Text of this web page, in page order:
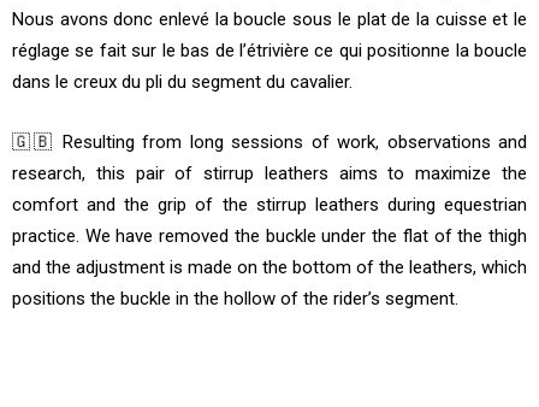
Nous avons donc enlevé la boucle sous le plat de la cuisse et le
réglage se fait sur le bas de l’étrivière ce qui positionne la boucle
dans le creux du pli du segment du cavalier.
🇬🇧 Resulting from long sessions of work, observations and
research, this pair of stirrup leathers aims to maximize the
comfort and the grip of the stirrup leathers during equestrian
practice. We have removed the buckle under the flat of the thigh
and the adjustment is made on the bottom of the leathers, which
positions the buckle in the hollow of the rider’s segment.